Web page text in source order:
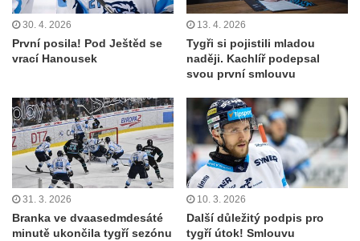
30. 4. 2026
První posila! Pod Ještěd se
vrací Hanousek
13. 4. 2026
Tygři si pojistili mladou
naději. Kachlíř podepsal
svou první smlouvu
31. 3. 2026
Branka ve dvaasedmdesáté
minutě ukončila tygří sezónu
10. 3. 2026
Další důležitý podpis pro
tygří útok! Smlouvu